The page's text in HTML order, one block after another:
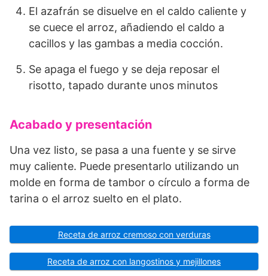
El azafrán se disuelve en el caldo caliente y
se cuece el arroz, añadiendo el caldo a
cacillos y las gambas a media cocción.
Se apaga el fuego y se deja reposar el
risotto, tapado durante unos minutos
Acabado y presentación
Una vez listo, se pasa a una fuente y se sirve
muy caliente. Puede presentarlo utilizando un
molde en forma de tambor o círculo a forma de
tarina o el arroz suelto en el plato.
Receta de arroz cremoso con verduras
Receta de arroz con langostinos y mejillones